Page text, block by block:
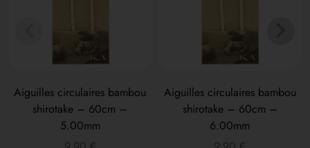
Aiguilles circulaires bambou
shirotake – 60cm –
5.00mm
Aiguilles circulaires bambou
shirotake – 60cm –
6.00mm